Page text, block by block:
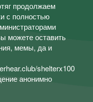
продолжаем
с полностью
можете оставить
мемы, да и
shelterx100
анонимно